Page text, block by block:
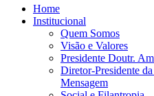
Home
Institucional
Quem Somos
Visão e Valores
Presidente Doutr.
Diretor-Presidente
Mensagem